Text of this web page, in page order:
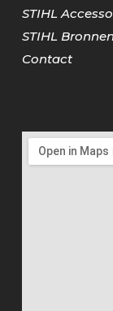
STIHL
STIHL Bronnen
Contact